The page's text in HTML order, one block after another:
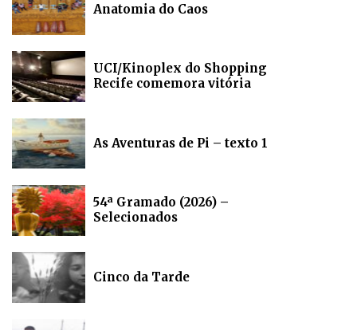
Anatomia do Caos
UCI/Kinoplex do Shopping
Recife comemora vitória
As Aventuras de Pi – texto 1
54ª Gramado (2026) –
Selecionados
Cinco da Tarde